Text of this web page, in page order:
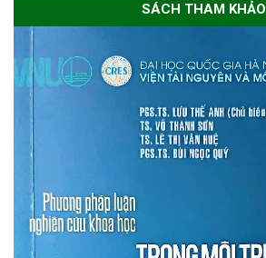
SÁCH THAM KHẢO